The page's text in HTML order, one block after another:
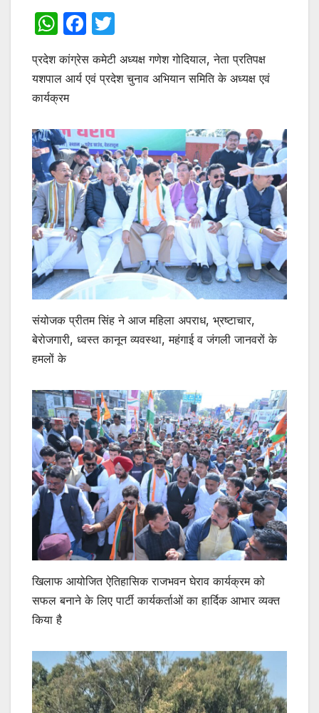
W
h
at
s
p
p
F
c
e
o
o
k
itt
er
प्रदेश कांग्रेस कमेटी अध्यक्ष गणेश गोदियाल, नेता प्रतिपक्ष
यशपाल आर्य एवं प्रदेश चुनाव अभियान समिति के अध्यक्ष एवं
कार्यक्रम
संयोजक प्रीतम सिंह ने आज महिला अपराध, भ्रष्टाचार,
बेरोजगारी, ध्वस्त कानून व्यवस्था, महंगाई व जंगली जानवरों के
हमलों के
खिलाफ आयोजित ऐतिहासिक राजभवन घेराव कार्यक्रम को
सफल बनाने के लिए पार्टी कार्यकर्ताओं का हार्दिक आभार व्यक्त
किया है